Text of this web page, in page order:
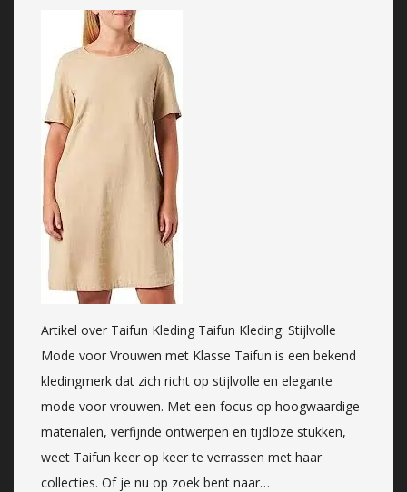
Artikel over Taifun Kleding Taifun Kleding: Stijlvolle
Mode voor Vrouwen met Klasse Taifun is een bekend
kledingmerk dat zich richt op stijlvolle en elegante
mode voor vrouwen. Met een focus op hoogwaardige
materialen, verfijnde ontwerpen en tijdloze stukken,
weet Taifun keer op keer te verrassen met haar
collecties. Of je nu op zoek bent naar…